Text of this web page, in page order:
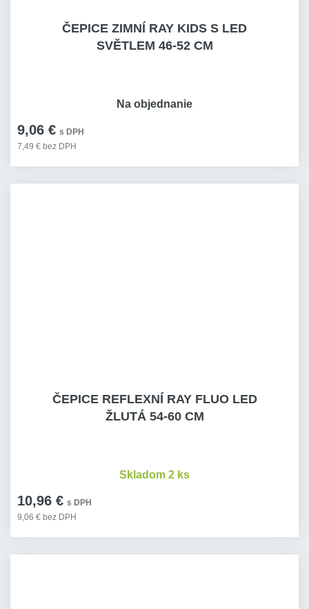
ČEPICE ZIMNÍ RAY KIDS S LED
SVĚTLEM 46-52 CM
9,06 € s DPH
7,49 € bez DPH
Na objednanie
ČEPICE REFLEXNÍ RAY FLUO LED
ŽLUTÁ 54-60 CM
10,96 € s DPH
9,06 € bez DPH
Skladom 2 ks